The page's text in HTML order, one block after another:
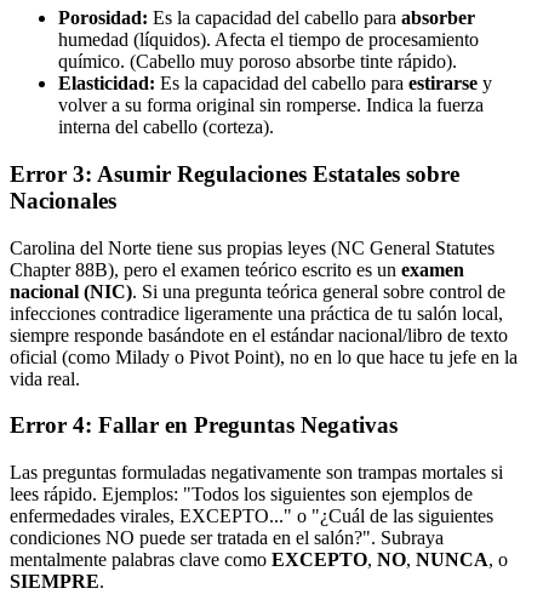
Porosidad: Es la capacidad del cabello para absorber
humedad (líquidos). Afecta el tiempo de procesamiento
químico. (Cabello muy poroso absorbe tinte rápido).
Elasticidad: Es la capacidad del cabello para estirarse y
volver a su forma original sin romperse. Indica la fuerza
interna del cabello (corteza).
Error 3: Asumir Regulaciones Estatales sobre
Nacionales
Carolina del Norte tiene sus propias leyes (NC General Statutes
Chapter 88B), pero el examen teórico escrito es un examen
nacional (NIC). Si una pregunta teórica general sobre control de
infecciones contradice ligeramente una práctica de tu salón local,
siempre responde basándote en el estándar nacional/libro de texto
oficial (como Milady o Pivot Point), no en lo que hace tu jefe en la
vida real.
Error 4: Fallar en Preguntas Negativas
Las preguntas formuladas negativamente son trampas mortales si
lees rápido. Ejemplos: "Todos los siguientes son ejemplos de
enfermedades virales, EXCEPTO..." o "¿Cuál de las siguientes
condiciones NO puede ser tratada en el salón?". Subraya
mentalmente palabras clave como EXCEPTO, NO, NUNCA, o
SIEMPRE.